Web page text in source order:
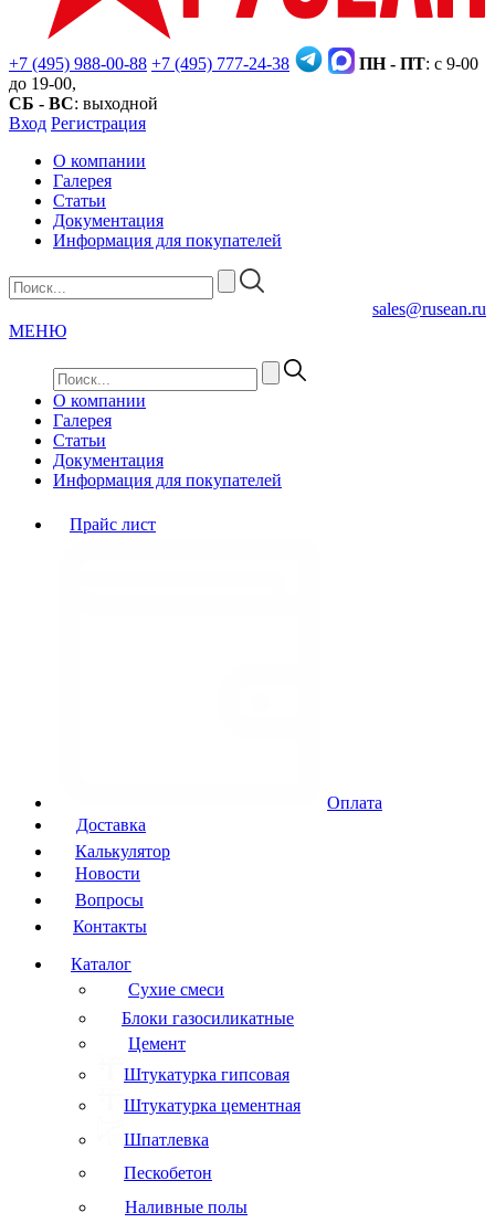
+7 (495) 988-00-88 +7 (495) 777-24-38 ПН - ПТ: с 9-00
до 19-00,
СБ - ВС: выходной
Вход Регистрация
О компании
Галерея
Статьи
Документация
Информация для покупателей
sales@rusean.ru
МЕНЮ
О компании
Галерея
Статьи
Документация
Информация для покупателей
Прайс лист
Оплата
Доставка
Калькулятор
Новости
Вопросы
Контакты
Каталог
Сухие смеси
Блоки газосиликатные
Цемент
Штукатурка гипсовая
Штукатурка цементная
Шпатлевка
Пескобетон
Наливные полы